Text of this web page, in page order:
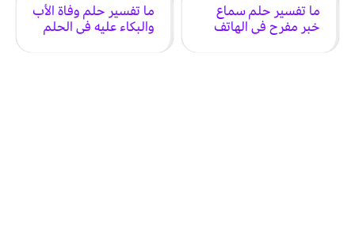
ما تفسير حلم سماع
خبر مفرح في الهاتف
ما تفسير حلم وفاة الأب
والبكاء عليه في الحلم